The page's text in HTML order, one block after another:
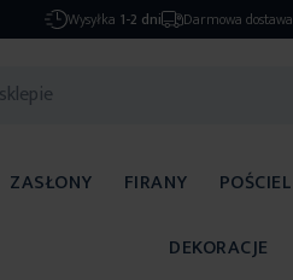
Wysyłka 1-2 dni Darmowa dostawa
ZASŁONY FIRANY POŚCIEL
DEKORACJE